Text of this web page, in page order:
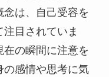
念は、自己受容を
目されていま
の瞬間に注意を
の感情や思考に気